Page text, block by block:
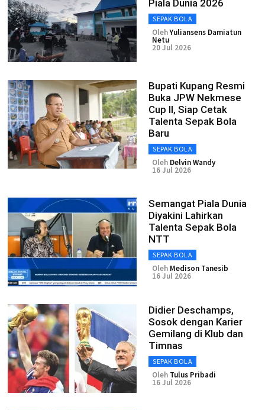
Piala Dunia 2026
SEPAK BOLA
OlehYuliansens Damiatun
Netu
20 Jul 2026
Bupati Kupang Resmi
Buka JPW Nekmese
Cup II, Siap Cetak
Talenta Sepak Bola
Baru
SEPAK BOLA
Oleh Delvin Wandy
16 Jul 2026
Semangat Piala Dunia
Diyakini Lahirkan
Talenta Sepak Bola
NTT
SEPAK BOLA
Oleh Medison Tanesib
16 Jul 2026
Didier Deschamps,
Sosok dengan Karier
Gemilang di Klub dan
Timnas
SEPAK BOLA
Oleh Tulus Pribadi
16 Jul 2026